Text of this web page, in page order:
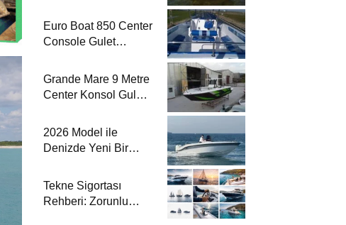
Euro Boat 850 Center
Console Gulet
Grande Mare 9 Metre
Center Konsol Gulet
2026 Model ile
Denizde Yeni Bir
Tekne Sigortası
Rehberi: Zorunlu